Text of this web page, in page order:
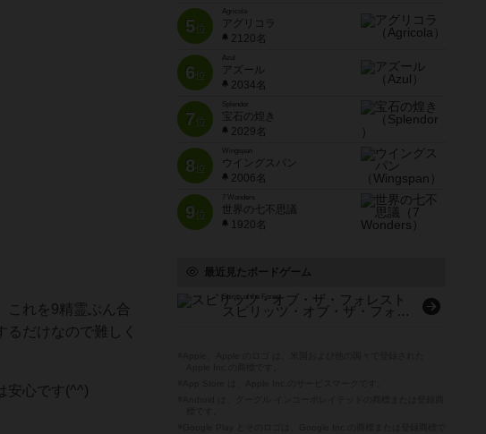
これを9精霊ぶん合
だけなので難しく
安心です(^^)
5位
Agricola
アグリコラ
2120名
6位
Azul
アズール
2034名
7位
宝石の煌き
2029名
8位
Wingspan
ウイングスパン
2006名
9位
7 Wonders
世界の七不思議
1920名
最近見たボードゲーム
Spirits of the Forest
スピリッツ・オブ・ザ・フォレスト